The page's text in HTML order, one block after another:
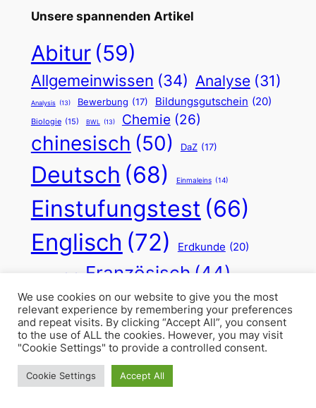
Unsere spannenden Artikel
Abitur (59)
Allgemeinwissen (34) Analyse (31)
Analysis (13) Bewerbung (17) Bildungsgutschein (20)
Biologie (15) BWL (13) Chemie (26)
chinesisch (50) DaZ (17)
Deutsch (68) Einmaleins (14)
Einstufungstest (66)
Englisch (72) Erdkunde (20)
(15) Französisch (44)
Grammatik (31) Grundschule (15)
Hagen(39) Information (22)
Italienisch (22) Latein(51)
Lernzuflucht (18)
Leserechtschreibschwäche
We use cookies on our website to give you the most
relevant experience by remembering your preferences
and repeat visits. By clicking “Accept All”, you consent
to the use of ALL the cookies. However, you may visit
"Cookie Settings" to provide a controlled consent.
Cookie Settings Accept All